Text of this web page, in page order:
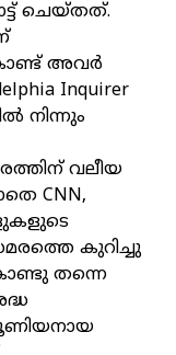
ചെയ്തത്.
അവർ
Inquirer
നിന്നും
വലീയ
CNN,
കുറിച്ചു
തന്നെ